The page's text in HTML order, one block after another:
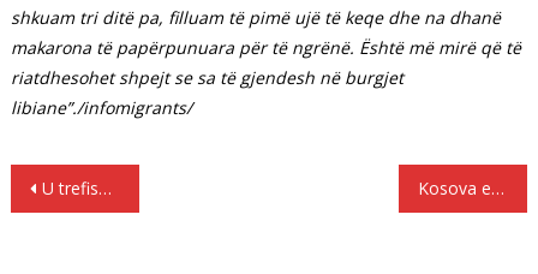
shkuam tri ditë pa, filluam të pimë ujë të keqe dhe na dhanë
makarona të papërpunuara për të ngrënë. Është më mirë që të
riatdhesohet shpejt se sa të gjendesh në burgjet
libiane”./infomigrants/
Lëvizje
U trefishuan ardhjet e emigrantëve në Spanjë në vitin 2017 Kosova e Shqipëria nga 1 janari 2018, qytetarët do të punojnë në Gjermani pa pasaportë të BE-së, ja detajet